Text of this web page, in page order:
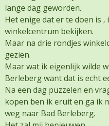
lange dag geworden.
Het enige dat er te doen is
winkelcentrum bekijken.
Maar na drie rondjes
gezien.
Maar wat ik eigenlijk wilde
Berleberg want dat is echt
Na een dag puzzelen en
kopen ben ik eruit en ga ik
weg naar Bad Berleberg.